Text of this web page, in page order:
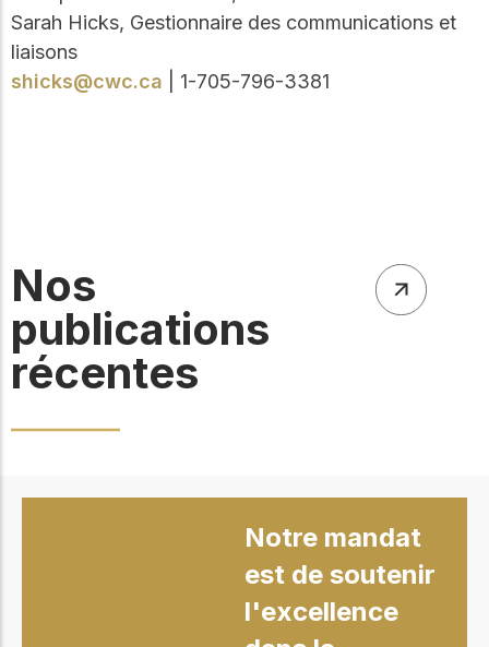
Sarah Hicks, Gestionnaire des communications et
liaisons
shicks@cwc.ca | 1-705-796-3381
Nos
publications
récentes
Notre mandat
est de soutenir
l'excellence